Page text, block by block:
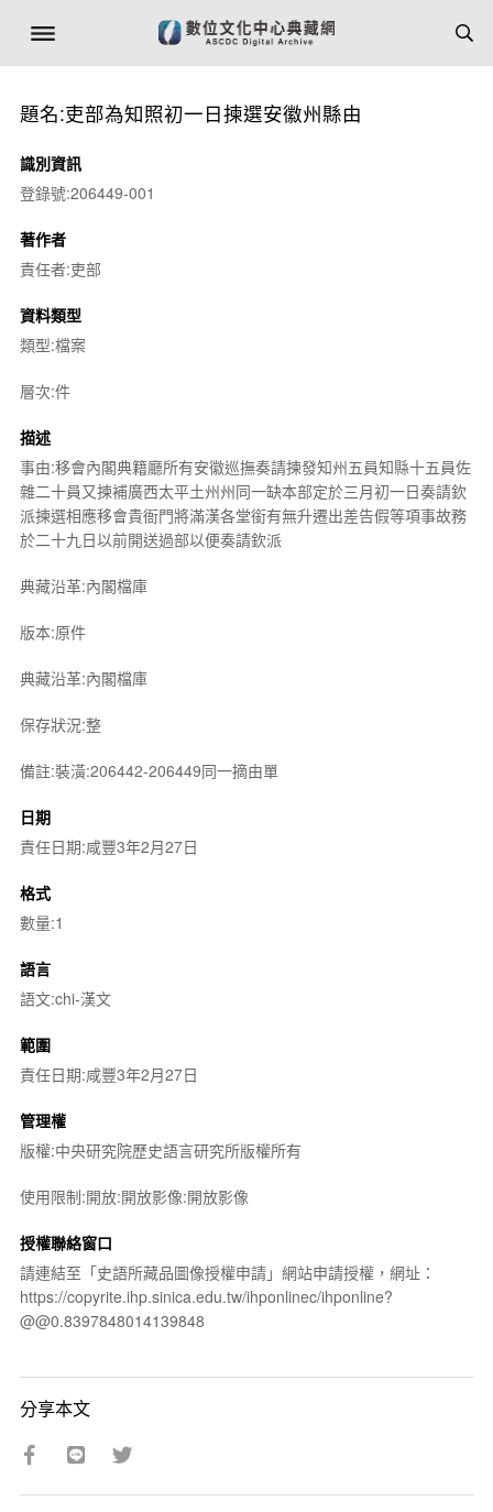
題名:吏部為知照初一日揀選安徽州縣由
識別資訊
登錄號:206449-001
著作者
責任者:吏部
資料類型
類型:檔案
層次:件
描述
事由:移會內閣典籍廳所有安徽巡撫奏請揀發知州五員知縣十五員佐
雜二十員又揀補廣西太平土州州同一缺本部定於三月初一日奏請欽
派揀選相應移會貴衙門將滿漢各堂銜有無升遷出差告假等項事故務
於二十九日以前開送過部以便奏請欽派
典藏沿革:內閣檔庫
版本:原件
典藏沿革:內閣檔庫
保存狀況:整
備註:裝潢:206442-206449同一摘由單
日期
責任日期:咸豐3年2月27日
格式
數量:1
語言
語文:chi-漢文
範圍
責任日期:咸豐3年2月27日
管理權
版權:中央研究院歷史語言研究所版權所有
使用限制:開放:開放影像:開放影像
授權聯絡窗口
請連結至「史語所藏品圖像授權申請」網站申請授權，網址：
https://copyrite.ihp.sinica.edu.tw/ihponlinec/ihponline?
@@0.8397848014139848
分享本文